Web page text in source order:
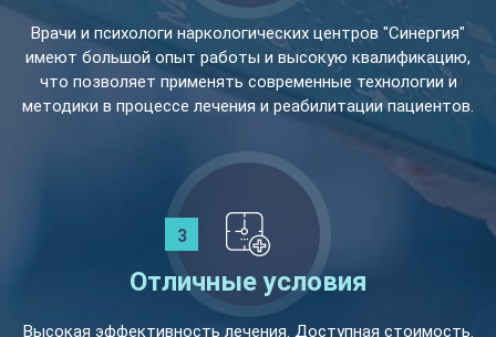
Врачи и психологи наркологических центров "Синергия"
имеют большой опыт работы и высокую квалификацию,
что позволяет применять современные технологии и
методики в процессе лечения и реабилитации пациентов.
Отличные условия
Высокая эффективность лечения. Доступная стоимость.